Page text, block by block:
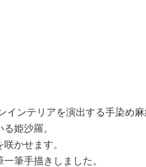
ンテリアを演出する手染め麻
姫沙羅。
かせます。
筆手描きしました。